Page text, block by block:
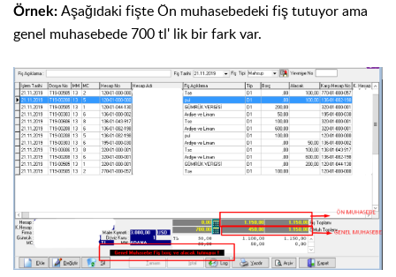
Örnek: Aşağıdaki fişte Ön muhasebedeki fiş tutuyor ama
genel muhasebede 700 tl' lik bir fark var.